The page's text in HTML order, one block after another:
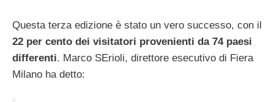
Questa terza edizione è stato un vero successo, con il
22 per cento dei visitatori provenienti da 74 paesi
differenti. Marco SErioli, direttore esecutivo di Fiera
Milano ha detto: